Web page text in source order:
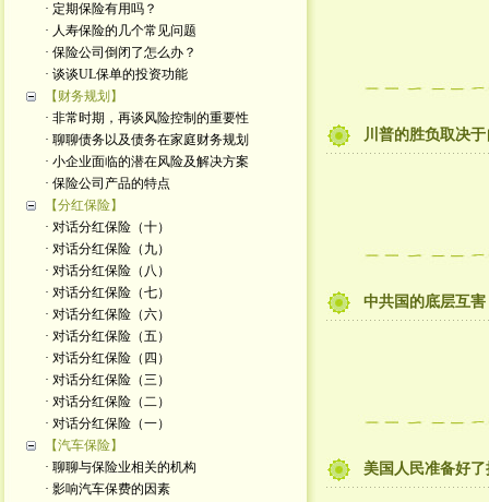
· 定期保险有用吗？
· 人寿保险的几个常见问题
· 保险公司倒闭了怎么办？
· 谈谈UL保单的投资功能
【财务规划】
· 非常时期，再谈风险控制的重要性
· 聊聊债务以及债务在家庭财务规划
· 小企业面临的潜在风险及解决方案
· 保险公司产品的特点
【分红保险】
· 对话分红保险（十）
· 对话分红保险（九）
· 对话分红保险（八）
· 对话分红保险（七）
· 对话分红保险（六）
· 对话分红保险（五）
· 对话分红保险（四）
· 对话分红保险（三）
· 对话分红保险（二）
· 对话分红保险（一）
【汽车保险】
· 聊聊与保险业相关的机构
· 影响汽车保费的因素
川普的胜负取决
中共国的底层互害
美国人民准备好